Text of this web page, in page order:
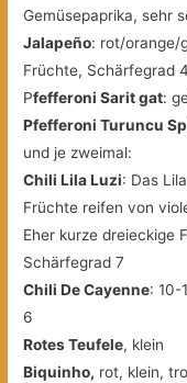
Gemüsepaprika, sehr
Jalapeño: rot/orange/
Früchte, Schärfegrad
Pfefferoni Sarit gat:
Pfefferoni Turuncu
und je zweimal:
Chili Lila Luzi: Das
Früchte reifen von
Eher kurze dreieckige
Schärfegrad 7
Chili De Cayenne: 10-
6
Rotes Teufele, klein
Biquinho, rot, klein,